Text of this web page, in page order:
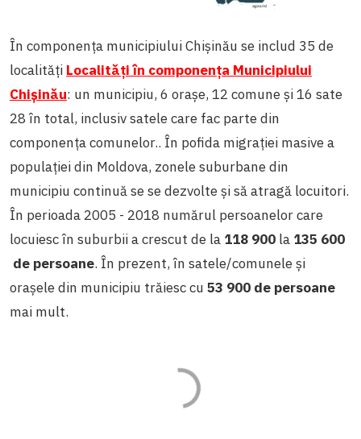
În componența municipiului Chișinău se includ 35 de
localități Localități în componența Municipiului
Chişinău: un municipiu, 6 orașe, 12 comune și 16 sate
28 în total, inclusiv satele care fac parte din
componența comunelor.. În pofida migrației masive a
populației din Moldova, zonele suburbane din
municipiu continuă se se dezvolte și să atragă locuitori.
În perioada 2005 - 2018 numărul persoanelor care
locuiesc în suburbii a crescut de la 118 900 la 135 600
de persoane. În prezent, în satele/comunele și
orașele din municipiu trăiesc cu 53 900 de persoane
mai mult.